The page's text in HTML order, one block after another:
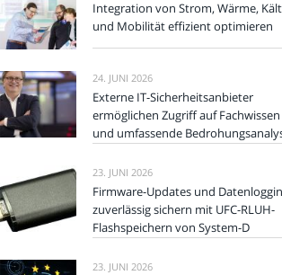
Integration von Strom, Wärme,
und Mobilität effizient optimieren
24. JUNI 2026
Externe IT-Sicherheitsanbieter
ermöglichen Zugriff auf Fachwissen
und umfassende
23. JUNI 2026
Firmware-Updates und
zuverlässig sichern mit UFC-RLUH-
Flashspeichern von System-D
23. JUNI 2026